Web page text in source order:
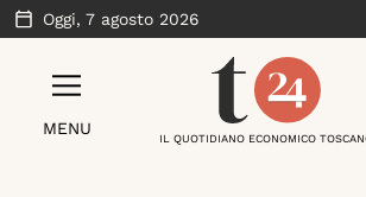
Oggi, 7 agosto 2026
MENU
IL QUOTIDIANO ECONOMICO